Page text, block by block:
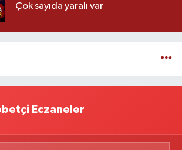
Çok sayıda yaralı var
Eczaneler